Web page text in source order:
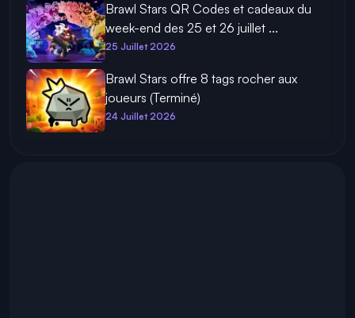
Brawl Stars QR Codes et cadeaux du
week-end des 25 et 26 juillet ...
25 Juillet 2026
Brawl Stars offre 8 tags rocher aux
joueurs (Terminé)
24 Juillet 2026